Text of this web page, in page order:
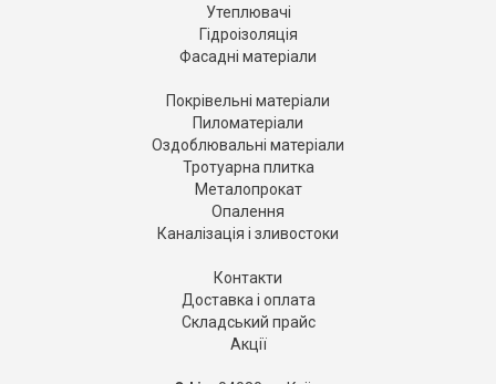
Утеплювачі
Гідроізоляція
Фасадні матеріали
Покрівельні матеріали
Пиломатеріали
Оздоблювальні матеріали
Тротуарна плитка
Металопрокат
Опалення
Каналізація і зливостоки
Контакти
Доставка і оплата
Складський прайс
Акції